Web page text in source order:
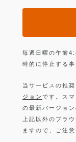
毎週日曜の午前
時的に停止する事
当サービスの推奨
ジョン です。ス
の最新バージョン
上記以外のブラ
ますので、ご注意